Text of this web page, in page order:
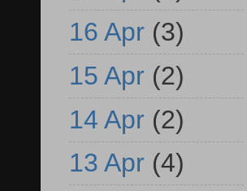
16 Apr (3)
15 Apr (2)
14 Apr (2)
13 Apr (4)